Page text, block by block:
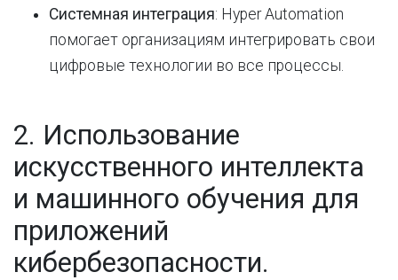
Системная интеграция: Hyper Automation
помогает организациям интегрировать свои
цифровые технологии во все процессы.
2. Использование
искусственного интеллекта
и машинного обучения для
приложений
кибербезопасности.